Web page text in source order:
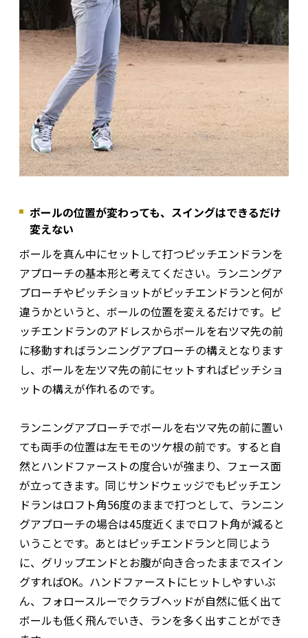
ボールの位置が変わっても、スイングはできるだけ
変えない
ボールを真ん中にセットして打つピッチエンドランを
アプローチの基本形と考えてください。ランニングア
プローチやピッチショットがピッチエンドランと何が
違うかというと、ボールの位置を変えるだけです。ピ
ッチエンドランのアドレスからボールを右ツマ先の前
に移動すればランニングアプローチの構えとなります
し、ボールを左ツマ先の前にセットすればピッチショ
ットの構えが作れるのです。
ランニングアプローチでボールを右ツマ先の前に置い
ても両手の位置は左モモのツケ根の前です。すると自
然とハンドファーストの度合いが強まり、フェース面
が立ってきます。同じサンドウェッジでもピッチエン
ドランはロフト角56度のままで打つとして、ランニン
グアプローチの場合は45度近くまでロフト角が減ると
いうことです。あとはピッチエンドランと同じよう
に、グリップエンドとお腹が向き合ったままでスイン
グすればOK。ハンドファーストにヒットしやすいぶ
ん、フォロースルーでクラブヘッドが自然に低く出て
ボールも低く飛んでいき、ランを多く出すことができ